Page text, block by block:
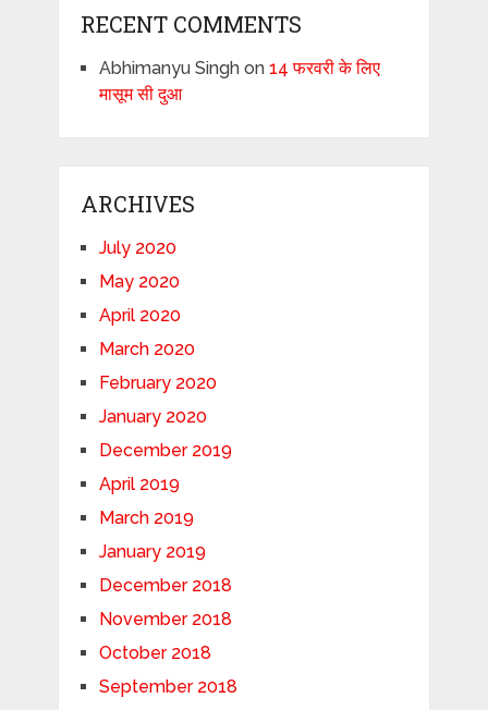
RECENT COMMENTS
Abhimanyu Singhon 14 फरवरी के लिए
मासूम सी दुआ
ARCHIVES
July 2020
May 2020
April 2020
March 2020
February 2020
January 2020
December 2019
April 2019
March 2019
January 2019
December 2018
November 2018
October 2018
September 2018